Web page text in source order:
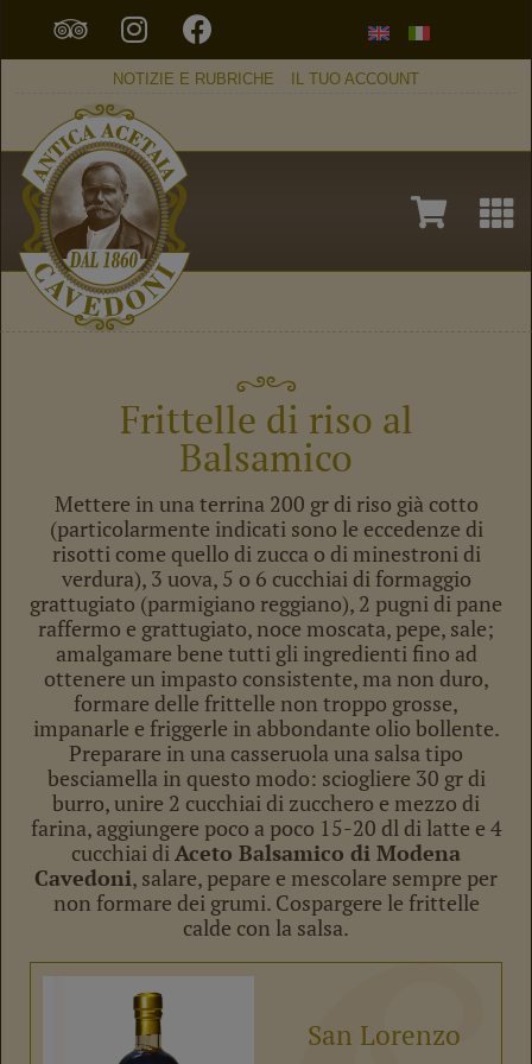
NOTIZIE E RUBRICHE IL TUO ACCOUNT
Frittelle di riso al
Balsamico
Mettere in una terrina 200 gr di riso già cotto
(particolarmente indicati sono le eccedenze di
risotti come quello di zucca o di minestroni di
verdura), 3 uova, 5 o 6 cucchiai di formaggio
grattugiato (parmigiano reggiano), 2 pugni di pane
raffermo e grattugiato, noce moscata, pepe, sale;
amalgamare bene tutti gli ingredienti fino ad
ottenere un impasto consistente, ma non duro,
formare delle frittelle non troppo grosse,
impanarle e friggerle in abbondante olio bollente.
Preparare in una casseruola una salsa tipo
besciamella in questo modo: sciogliere 30 gr di
burro, unire 2 cucchiai di zucchero e mezzo di
farina, aggiungere poco a poco 15-20 dl di latte e 4
cucchiai diAceto Balsamico di Modena
Cavedoni, salare, pepare e mescolare sempre per
non formare dei grumi. Cospargere le frittelle
calde con la salsa.
San Lorenzo